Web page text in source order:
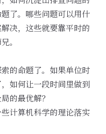
了。哪些问题可以用什
决，这些就要靠平时的
。
的命题了。如果单位时
如何让一段时间里做到
的最优解？
计算机科学的理论落实